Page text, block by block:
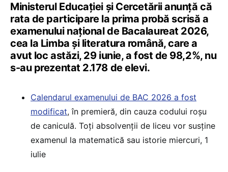
Ministerul Educației și Cercetării anunță că
rata de participare la prima probă scrisă a
examenului național de Bacalaureat 2026,
cea la Limba și literatura română, care a
avut loc astăzi, 29 iunie, a fost de 98,2%, nu
s-au prezentat 2.178 de elevi.
Calendarul examenului de BAC 2026 a fost
modificat, în premieră, din cauza codului roșu
de caniculă. Toți absolvenții de liceu vor susține
examenul la matematică sau istorie miercuri, 1
iulie